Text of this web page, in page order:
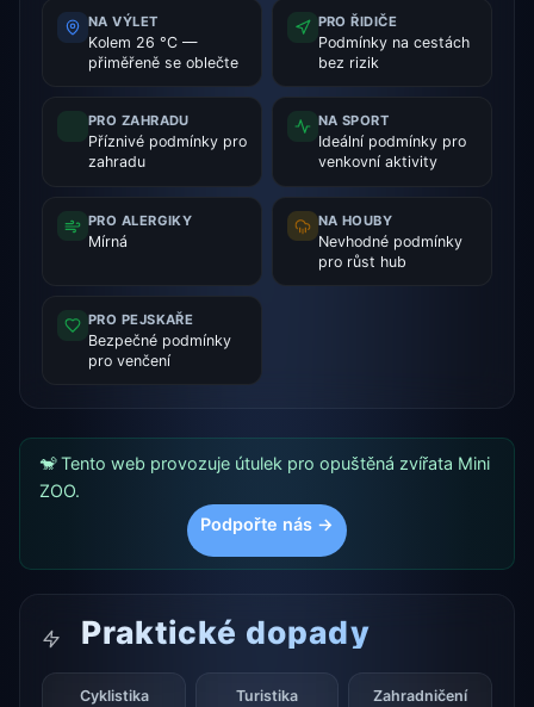
NA VÝLET
Kolem 26 °C —
přiměřeně se oblečte
PRO ŘIDIČE
Podmínky na cestách
bez rizik
PRO ZAHRADU
Příznivé podmínky pro
zahradu
NA SPORT
Ideální podmínky pro
venkovní aktivity
PRO ALERGIKY
Mírná
NA HOUBY
Nevhodné podmínky
pro růst hub
PRO PEJSKAŘE
Bezpečné podmínky
pro venčení
🐒 Tento web provozuje útulek pro opuštěná zvířata Mini
ZOO.
Podpořte nás →
Praktické dopady
Cyklistika Turistika Zahradničení